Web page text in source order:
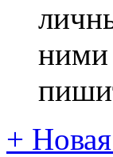
ними
+